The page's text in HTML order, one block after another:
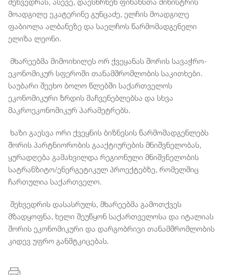
მოადგილე ეკატერინე გუნცაძე, ელჩის მოადგილე
ფაბიოლა ალბანეზე და საელჩოს წარმომადგენელი
ელიზა ლეონი.
მხარეებმა მიმოიხილეს ორ ქვეყანას შორის სავაჭრო-
ეკონომიკურ სფეროში თანამშრომლობის საკითხები.
საუბარი შეეხო ბოლო წლებში საქართველოს
ეკონომიკური ზრდის მაჩვენებლებსა და სხვა
მაკროეკონომიკურ პარამეტრებს.
ხაზი გაესვა ორი ქვეყნის ბიზნესის წარმომადგენლებს
შორის პარტნიორობის გააქტიურების მნიშვნელობას,
ყურადღება გამახვილდა რეგიონული მნიშვნელობის
სატრანზიტო/ენერგეტიკულ პროექტებზე, რომელშიც
ჩართულია საქართველო.
შეხვედრის დასასრულს, მხარეებმა გამოთქვეს
მზადყოფნა, ხელი შეუწყონ საქართველოსა და იტალიას
შორის ეკონომიკური და დარგობრივი თანამშრომლობის
კიდევ უფრო განმტკიცებას.